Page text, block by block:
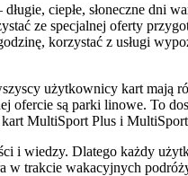
ciepłe, słoneczne
ze specjalnej oferty
korzystać z usługi
użytkownicy kart mają
są parki linowe. To
kart MultiSport Plus i
i wiedzy. Dlatego każdy
trakcie wakacyjnych